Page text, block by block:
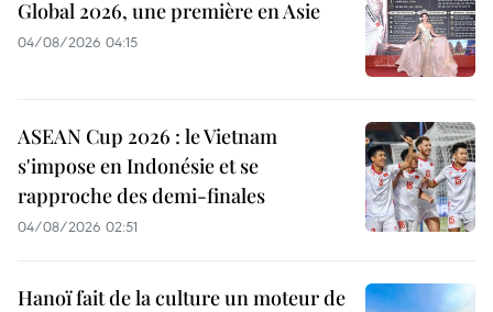
Global 2026, une première en Asie
04/08/2026 04:15
ASEAN Cup 2026 : le Vietnam
s'impose en Indonésie et se
rapproche des demi-finales
04/08/2026 02:51
Hanoï fait de la culture un moteur de